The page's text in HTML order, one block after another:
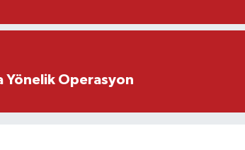
Yönelik Operasyon